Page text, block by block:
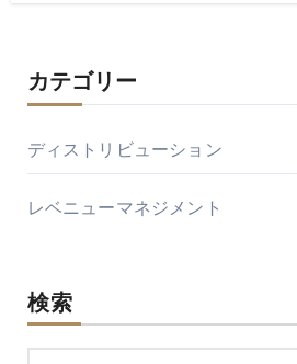
カテゴリー
ディストリビューション
レベニューマネジメント
検索